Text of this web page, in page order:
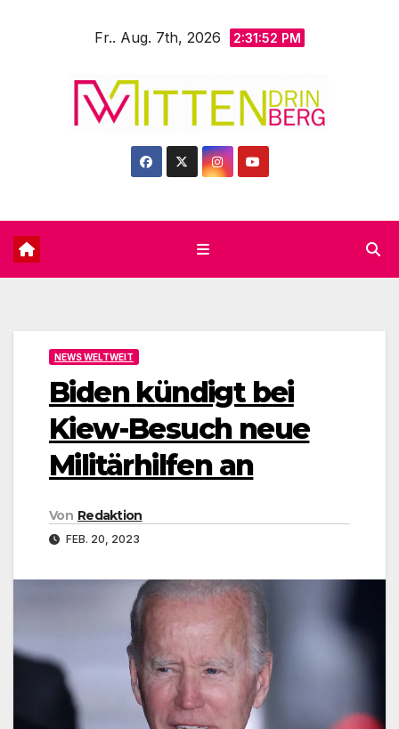
Fr.. Aug. 7th, 2026 2:31:53 PM
NEWS WELTWEIT
Biden kündigt bei
Kiew-Besuch neue
Militärhilfen an
Von Redaktion
FEB. 20, 2023